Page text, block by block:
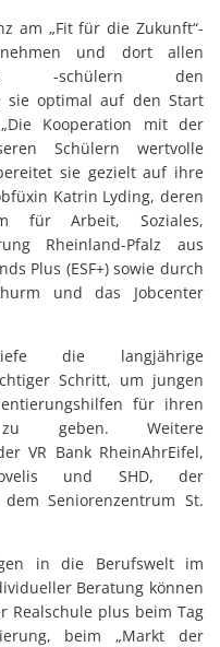
am „Fit für die Zukunft“-
und dort allen
-schülern den
sie optimal auf den Start
Kooperation mit der
Schülern wertvolle
sie gezielt auf ihre
Katrin Lyding, deren
für Arbeit, Soziales,
Rheinland-Pfalz aus
Plus (ESF+) sowie durch
und das Jobcenter
die langjährige
Schritt, um jungen
für ihren
zu geben. Weitere
VR Bank RheinAhrEifel,
und SHD, der
Seniorenzentrum St.
in die Berufswelt im
Beratung können
Realschule plus beim Tag
beim „Markt der